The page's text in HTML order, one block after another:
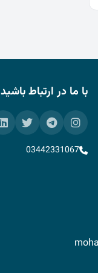
با ما در ارتباط باشید
03442331067